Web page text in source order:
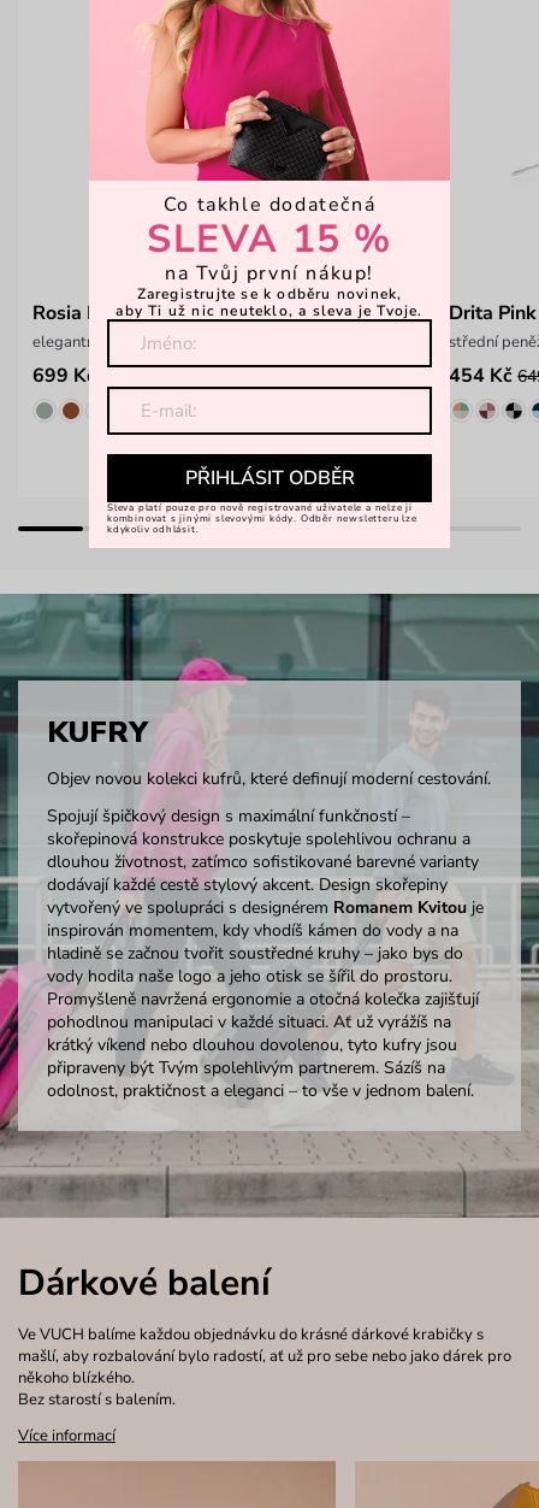
Rosia Light Pink
elegantní crossbody peněženka
699 Kč
Drita Pink
střední
454 Kč
KUFRY
Objev novou kolekci kufrů, které definují moderní cestování.
Spojují špičkový design s maximální funkčností –
skořepinová konstrukce poskytuje spolehlivou ochranu a
dlouhou životnost, zatímco sofistikované barevné varianty
dodávají každé cestě stylový akcent. Design skořepiny
vytvořený ve spolupráci s designérem Romanem Kvitouje
inspirován momentem, kdy vhodíš kámen do vody a na
hladině se začnou tvořit soustředné kruhy – jako bys do
vody hodila naše logo a jeho otisk se šířil do prostoru.
Promyšleně navržená ergonomie a otočná kolečka zajišťují
pohodlnou manipulaci v každé situaci. Ať už vyrážíš na
krátký víkend nebo dlouhou dovolenou, tyto kufry jsou
připraveny být Tvým spolehlivým partnerem. Sázíš na
odolnost, praktičnost a eleganci – to vše v jednom balení.
Dárkové balení
Ve VUCH balíme každou objednávku do krásné dárkové krabičky s
mašlí, aby rozbalování bylo radostí, ať už pro sebe nebo jako dárek pro
někoho blízkého.
Bez starostí s balením.
Více informací
Co takhle dodatečná
SLEVA 15 %
na Tvůj první nákup!
Zaregistrujte se k odběru novinek,
aby Ti už nic neuteklo, a sleva je Tvoje.
PŘIHLÁSIT ODBĚR
Sleva platí pouze pro nově registrované uživatele a nelze ji
kombinovat s jinými slevovými kódy. Odběr newsletteru lze
kdykoliv odhlásit.